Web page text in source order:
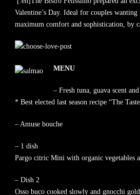
Valentine’s Day. Ideal for couples
maximum comfort and sophistication, by
MENU
– Fresh tuna, guava scent
* Best elected last season recipe “The
– Amuse bouche
– 1 dish
Pargo citric Mini with organic vegetables
– Dish 2
Osso buco cooked slowly and gnocchi